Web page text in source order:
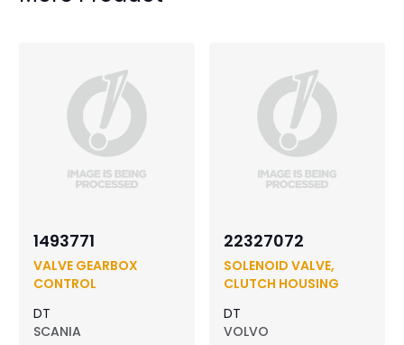
1493771
VALVE GEARBOX
CONTROL
DT
SCANIA
22327072
SOLENOID VALVE,
CLUTCH HOUSING
DT
VOLVO